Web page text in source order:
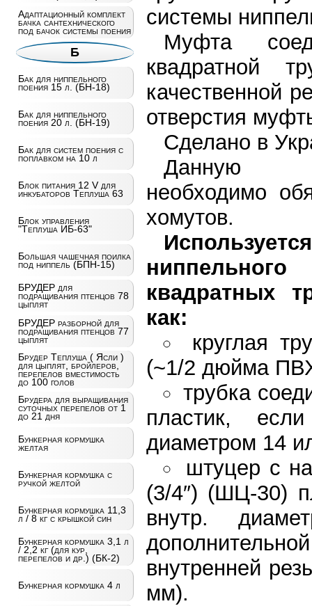
Адаптационный комплект
бачка сантехнического
под бачок системы поения
Б
Бак для ниппельного
поения 15 л. (БН-18)
Бак для ниппельного
поения 20 л. (БН-19)
Бак для систем поения с
поплавком на 10 л
Блок питания 12 V для
инкубаторов Теплуша 63
Блок управления
"Теплуша ИБ-63"
Большая чашечная поилка
под ниппель (БПН-15)
БРУДЕР для
подращивания птенцов 78
цыплят
БРУДЕР разборной для
подращивания птенцов 77
цыплят
Брудер Теплуша ( Ясли )
для цыплят, бройлеров,
перепелов вместимость
до 100 голов
Брудера для выращивания
суточных перепелов от 1
до 21 дня
Бункерная кормушка
желтая
Бункерная кормушка с
ручкой желтой
Бункерная кормушка 11,3
л / 8 кг с крышкой син
Бункерная кормушка 3,1 л
/ 2,2 кг (для кур,
перепелов и др.) (БК-2)
Бункерная кормушка 4 л
системы
Муфта
квадратной
качественной
отверстия
Сделано в
необходимо
хомутов.
квадратных
как:
круглая
(~1/2 дюйма
трубка
пластик,
диаметром 14
штуцер с
(3/4″) (ШЦ-30)
внутр.
внутренней
мм).